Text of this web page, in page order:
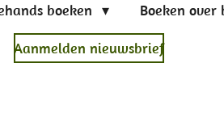
boeken Boeken over
Aanmelden nieuwsbrief